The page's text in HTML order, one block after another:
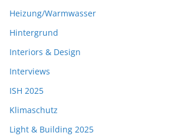
Heizung/Warmwasser
Hintergrund
Interiors & Design
Interviews
ISH 2025
Klimaschutz
Light & Building 2025